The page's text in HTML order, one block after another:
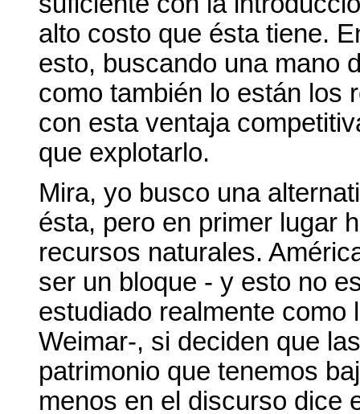
alto costo que ésta tiene.
esto, buscando una mano
como también lo están los
con esta ventaja
que explotarlo.
Mira, yo busco una
ésta, pero en primer lugar
recursos naturales.
ser un bloque - y esto no
estudiado realmente como
Weimar-, si deciden que
patrimonio que tenemos
menos en el discurso dice